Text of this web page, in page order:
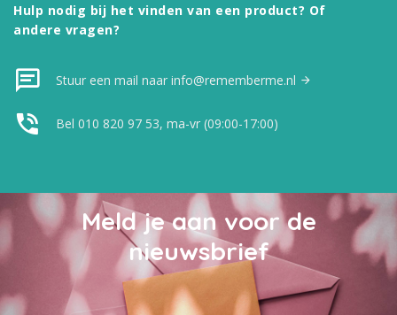
Hulp nodig bij het vinden van een product? Of
andere vragen?
Stuur een mail naar info@rememberme.nl
Bel 010 820 97 53, ma-vr (09:00-17:00)
Meld je aan voor de
nieuwsbrief